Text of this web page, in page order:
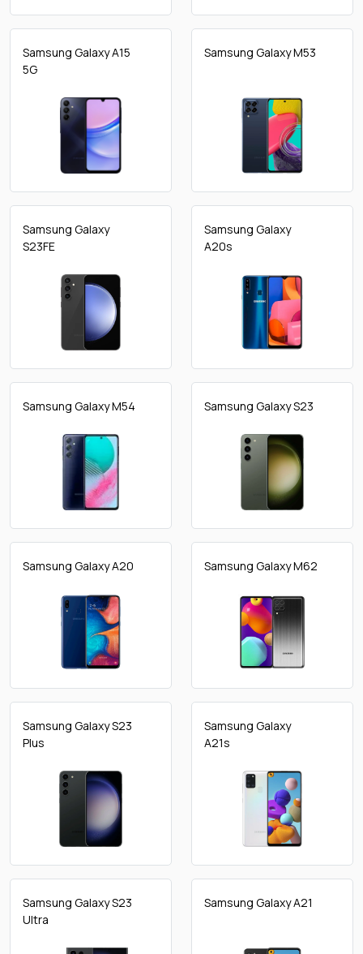
Samsung Galaxy A15
5G
Samsung Galaxy M53
Samsung Galaxy
S23FE
Samsung Galaxy
A20s
Samsung Galaxy M54 Samsung Galaxy S23
Samsung Galaxy A20 Samsung Galaxy M62
Samsung Galaxy S23
Plus
Samsung Galaxy
A21s
Samsung Galaxy S23
Ultra
Samsung Galaxy A21